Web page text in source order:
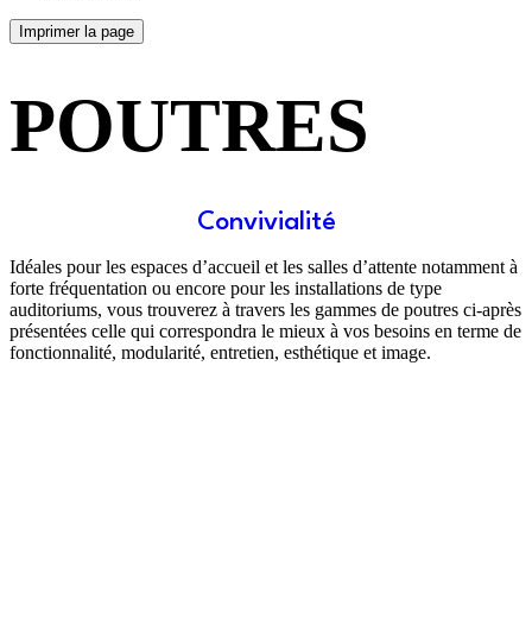
Imprimer la page
POUTRES
Convivialité
Idéales pour les espaces d’accueil et les salles d’attente notamment à
forte fréquentation ou encore pour les installations de type
auditoriums, vous trouverez à travers les gammes de poutres ci-après
présentées celle qui correspondra le mieux à vos besoins en terme de
fonctionnalité, modularité, entretien, esthétique et image.